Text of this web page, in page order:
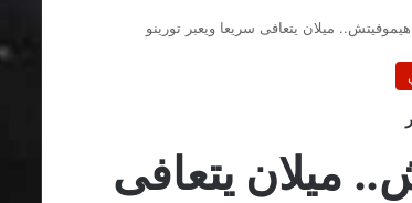
ميلان يتعافى سريعا ويعبر تورينو
ميلان يتعافى